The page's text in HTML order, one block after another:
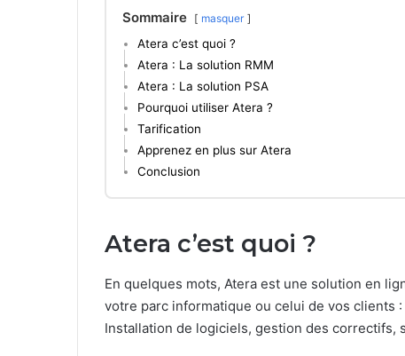
Sommaire masquer
Atera c’est quoi ?
Atera : La solution RMM
Atera : La solution PSA
Pourquoi utiliser Atera ?
Tarification
Apprenez en plus sur Atera
Conclusion
Atera c’est quoi ?
En quelques mots, Atera est une solution en
votre parc informatique ou celui de vos clients
Installation de logiciels, gestion des